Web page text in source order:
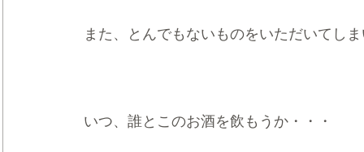
また、とんでもないものをいただいてし
いつ、誰とこのお酒を飲もうか・・・